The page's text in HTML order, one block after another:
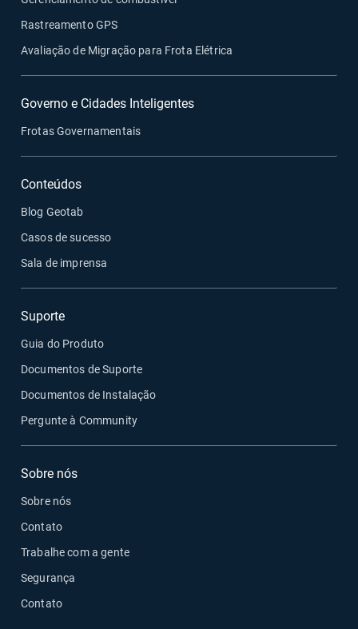
Rastreamento GPS
Avaliação de Migração para Frota Elétrica
Governo e Cidades Inteligentes
Frotas Governamentais
Conteúdos
Blog Geotab
Casos de sucesso
Sala de imprensa
Suporte
Guia do Produto
Documentos de Suporte
Documentos de Instalação
Pergunte à Community
Sobre nós
Sobre nós
Contato
Trabalhe com a gente
Segurança
Contato